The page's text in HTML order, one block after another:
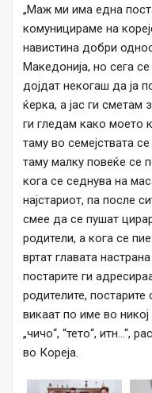
„Маж ми има една
комуницираме на
навистина добри
Македонија, но сега
дојдат некогаш да ја
ќерка, а јас ги сметам
ги гледам како моето
таму во семејствата
таму малку повеќе се
кога се седнува на
најстариот, па после
смее да се пушат
родители, а кога се
вртат главата
постарите ги
родителите, постарите
викаат по име во никој
„чичо“, “тето“, итн…“,
во Кореја.